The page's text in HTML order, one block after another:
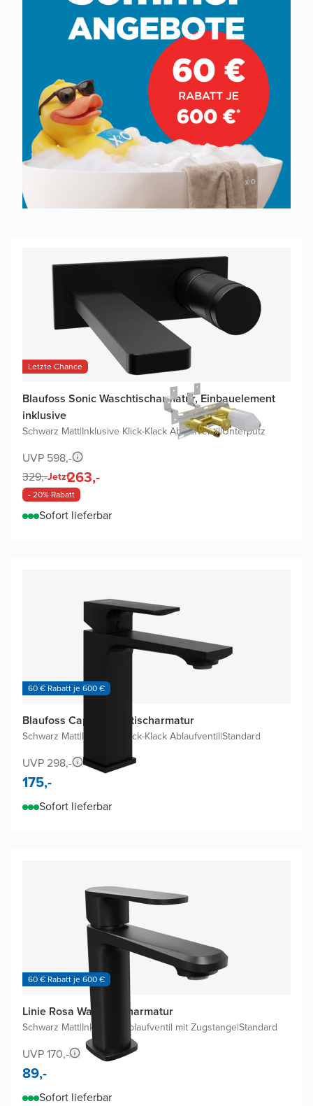
Letzte Chance
Blaufoss Sonic Waschtischarmatur, Einbauelement
inklusive
Schwarz Matt|Inklusive Klick-Klack Ablaufventil|Unterputz
UVP 598,-
329,-Jetzt263,-
- 20% Rabatt
Sofort lieferbar
60 € Rabatt je 600 €
Blaufoss Cape Waschtischarmatur
Schwarz Matt|Inklusive Klick-Klack Ablaufventil|Standard
UVP 298,-
175,-
Sofort lieferbar
60 € Rabatt je 600 €
Linie Rosa Waschtischarmatur
Schwarz Matt|Inklusive Ablaufventil mit Zugstange|Standard
UVP 170,-
89,-
Sofort lieferbar